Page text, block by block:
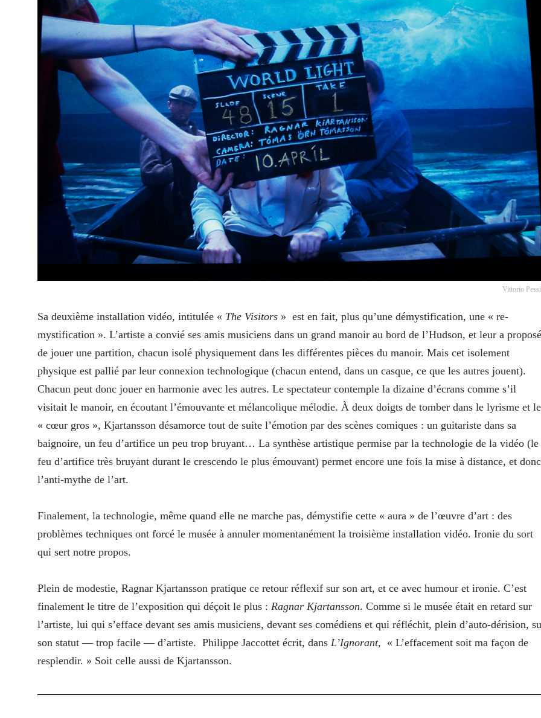
Vittorio
Sa deuxième installation vidéo, intitulée « The Visitors » est en fait, plus qu’une démystification, une « re-
mystification ». L’artiste a convié ses amis musiciens dans un grand manoir au bord de l’Hudson, et leur a proposé
de jouer une partition, chacun isolé physiquement dans les différentes pièces du manoir. Mais cet isolement
physique est pallié par leur connexion technologique (chacun entend, dans un casque, ce que les autres jouent).
Chacun peut donc jouer en harmonie avec les autres. Le spectateur contemple la dizaine d’écrans comme s’il
visitait le manoir, en écoutant l’émouvante et mélancolique mélodie. À deux doigts de tomber dans le lyrisme et le
« cœur gros », Kjartansson désamorce tout de suite l’émotion par des scènes comiques : un guitariste dans sa
baignoire, un feu d’artifice un peu trop bruyant… La synthèse artistique permise par la technologie de la vidéo (le
feu d’artifice très bruyant durant le crescendo le plus émouvant) permet encore une fois la mise à distance, et donc
l’anti-mythe de l’art.
Finalement, la technologie, même quand elle ne marche pas, démystifie cette « aura » de l’œuvre d’art : des
problèmes techniques ont forcé le musée à annuler momentanément la troisième installation vidéo. Ironie du sort
qui sert notre propos.
Plein de modestie, Ragnar Kjartansson pratique ce retour réflexif sur son art, et ce avec humour et ironie. C’est
finalement le titre de l’exposition qui déçoit le plus : Ragnar Kjartansson. Comme si le musée était en retard sur
l’artiste, lui qui s’efface devant ses amis musiciens, devant ses comédiens et qui réfléchit, plein d’auto-dérision,
son statut — trop facile — d’artiste. Philippe Jaccottet écrit, dans L’Ignorant,
« L’effacement soit ma façon de
resplendir. » Soit celle aussi de Kjartansson.